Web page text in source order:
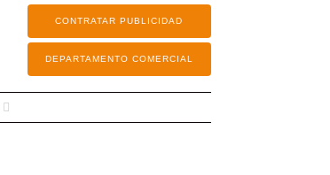
CONTRATAR PUBLICIDAD
DEPARTAMENTO COMERCIAL